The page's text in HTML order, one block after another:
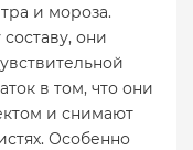
и мороза.
они
в том, что они
и снимают
Особенно